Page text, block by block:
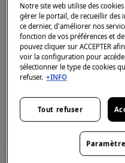
Tous 2x60
En ce moment, nous
la catégorie sélectionnée.
Mais ne vous inquiétez
View legal terms and conditions
Notre site web utilise des
gérer le portail, de recueillir
ce dernier, d'améliorer nos
fonction de vos préférences et
pouvez cliquer sur ACCEPTER
voir la configuration pour
sélectionner le type de cookies
refuser. +INFO
Tout refuser